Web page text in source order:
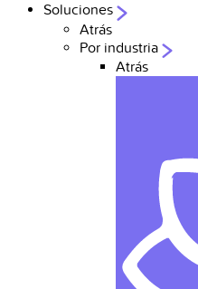
Soluciones
Atrás
Por industria
Atrás